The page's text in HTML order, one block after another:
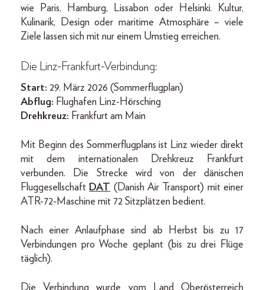
wie Paris, Hamburg, Lissabon oder Helsinki. Kultur,
Kulinarik, Design oder maritime Atmosphäre – viele
Ziele lassen sich mit nur einem Umstieg erreichen.
Die Linz-Frankfurt-Verbindung:
Start: 29. März 2026 (Sommerflugplan)
Abflug: Flughafen Linz-Hörsching
Drehkreuz: Frankfurt am Main
Mit Beginn des Sommerflugplans ist Linz wieder direkt
mit dem internationalen Drehkreuz Frankfurt
verbunden. Die Strecke wird von der dänischen
Fluggesellschaft DAT (Danish Air Transport) mit einer
ATR-72-Maschine mit 72 Sitzplätzen bedient.
Nach einer Anlaufphase sind ab Herbst bis zu 17
Verbindungen pro Woche geplant (bis zu drei Flüge
täglich).
Die Verbindung wurde vom Land Oberösterreich